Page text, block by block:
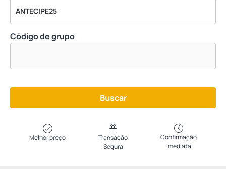
Código de grupo
Buscar
Melhor preço
Transação
Segura
Confirmação
Imediata